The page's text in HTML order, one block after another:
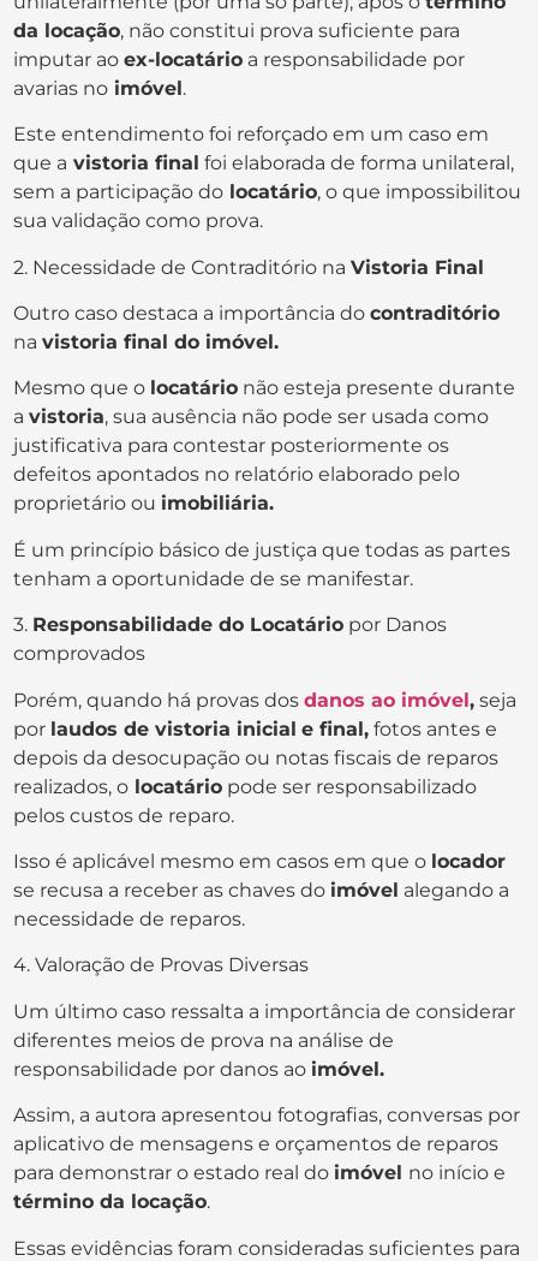
da locação, não constitui prova suficiente para
imputar aoex-locatário a responsabilidade por
avarias no imóvel.
Este entendimento foi reforçado em um caso em
que a vistoria final foi elaborada de forma unilateral,
sem a participação do locatário, o que impossibilitou
sua validação como prova.
2. Necessidade de Contraditório naVistoria Final
Outro caso destaca a importância docontraditório
navistoria final do imóvel.
Mesmo que o locatário não esteja presente durante
avistoria, sua ausência não pode ser usada como
justificativa para contestar posteriormente os
defeitos apontados no relatório elaborado pelo
proprietário ou imobiliária.
É um princípio básico de justiça que todas as partes
tenham a oportunidade de se manifestar.
3. Responsabilidade do Locatário por Danos
comprovados
Porém, quando há provas dosdanos ao imóvel, seja
por laudos de vistoria inicial e final, fotos antes e
depois da desocupação ou notas fiscais de reparos
realizados, o locatário pode ser responsabilizado
pelos custos de reparo.
Isso é aplicável mesmo em casos em que o locador
se recusa a receber as chaves do imóvel alegando a
necessidade de reparos.
4. Valoração de Provas Diversas
Um último caso ressalta a importância de considerar
diferentes meios de prova na análise de
responsabilidade por danos ao imóvel.
Assim, a autora apresentou fotografias, conversas por
aplicativo de mensagens e orçamentos de reparos
para demonstrar o estado real do imóvel no início e
término da locação.
Essas evidências foram consideradas suficientes para